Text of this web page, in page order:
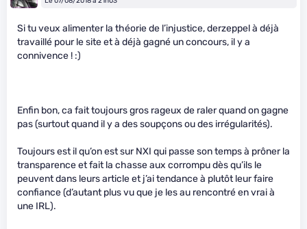
Si tu veux alimenter la théorie de l’injustice, derzeppel à déjà
travaillé pour le site et à déjà gagné un concours, il y a
connivence ! :)
Enfin bon, ca fait toujours gros rageux de raler quand on gagne
pas (surtout quand il y a des soupçons ou des irrégularités).
Toujours est il qu’on est sur NXI qui passe son temps à prôner la
transparence et fait la chasse aux corrompu dès qu’ils le
peuvent dans leurs article et j’ai tendance à plutôt leur faire
confiance (d’autant plus vu que je les au rencontré en vrai à
une IRL).